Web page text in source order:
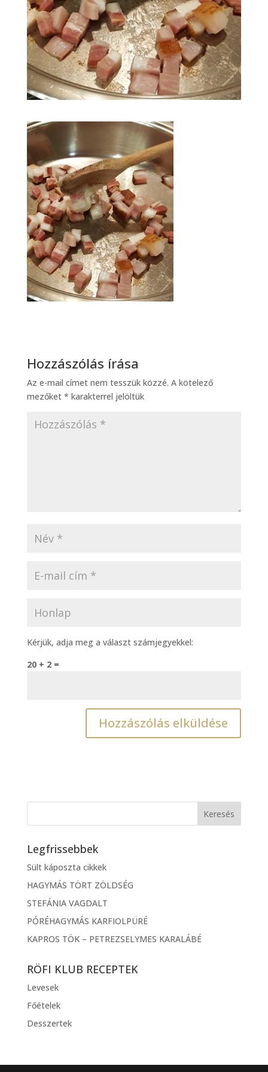
Hozzászólás írása
Az e-mail címet nem tesszük közzé. A kötelező
mezőket * karakterrel jelöltük
Kérjük, adja meg a választ számjegyekkel:
20 + 2 =
Legfrissebbek
Sült káposzta cikkek
HAGYMÁS TÖRT ZÖLDSÉG
STEFÁNIA VAGDALT
PÓRÉHAGYMÁS KARFIOLPÜRÉ
KAPROS TÖK – PETREZSELYMES KARALÁBÉ
RÖFI KLUB RECEPTEK
Levesek
Főételek
Desszertek